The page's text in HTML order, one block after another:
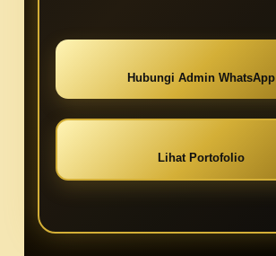
Hubungi Admin WhatsApp
Lihat Portofolio